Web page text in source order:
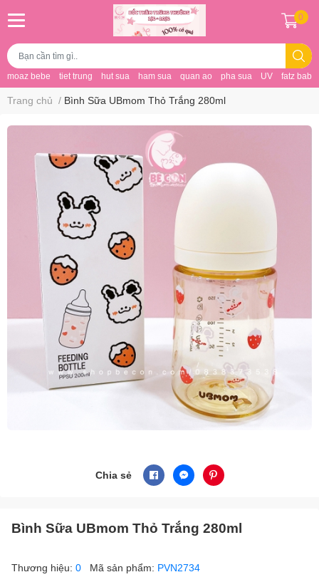
moaz bebe tiet trung hut sua ham sua quan ao pha sua UV fatz baby
0
Trang chủ / Bình Sữa UBmom Thỏ Trắng 280ml
Chia sẻ
Bình Sữa UBmom Thỏ Trắng 280ml
Thương hiệu: 0 Mã sản phẩm: PVN2734